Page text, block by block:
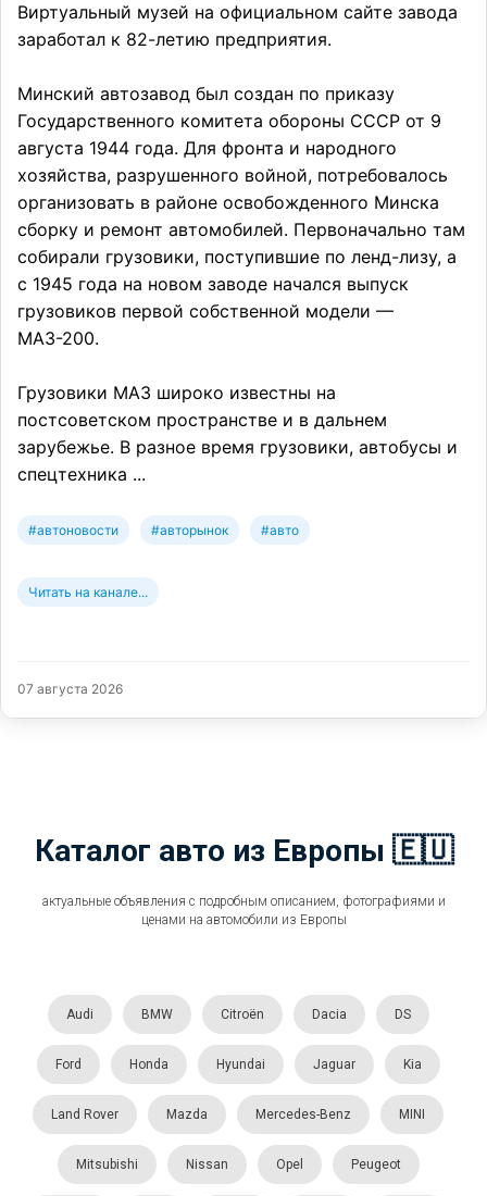
Виртуальный музей на официальном сайте завода
заработал к 82-летию предприятия.
Минский автозавод был создан по приказу
Государственного комитета обороны СССР от 9
августа 1944 года. Для фронта и народного
хозяйства, разрушенного войной, потребовалось
организовать в районе освобожденного Минска
сборку и ремонт автомобилей. Первоначально там
собирали грузовики, поступившие по ленд-лизу, а
с 1945 года на новом заводе начался выпуск
грузовиков первой собственной модели —
МАЗ-200.
Грузовики МАЗ широко известны на
постсоветском пространстве и в дальнем
зарубежье. В разное время грузовики, автобусы и
спецтехника ...
#автоновости #авторынок #авто
Читать на канале...
07 августа 2026
Каталог авто из Европы 🇪🇺
актуальные объявления с подробным описанием, фотографиями и
ценами на автомобили из Европы
Audi BMW Citroën Dacia DS
Ford Honda Hyundai Jaguar Kia
Land Rover Mazda Mercedes-Benz MINI
Mitsubishi Nissan Opel Peugeot